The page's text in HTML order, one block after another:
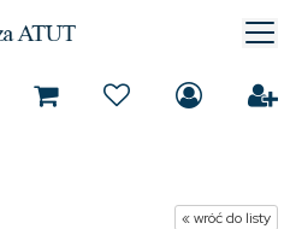
« wróć do listy